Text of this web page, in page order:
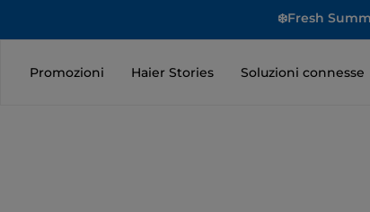
❄️Fresh
Promozioni Haier Stories Soluzioni connesse